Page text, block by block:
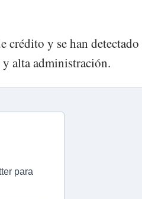
crédito y se han detectado
alta administración.